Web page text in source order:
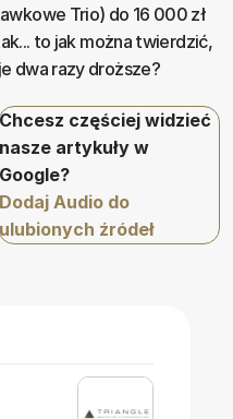
Trio) do 16 000 zł
to jak można twierdzić,
dwa razy droższe?
Chcesz częściej widzieć
nasze artykuły w
Google?
Dodaj Audio do
ulubionych źródeł